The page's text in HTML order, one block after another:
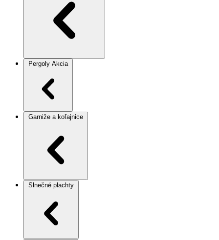
Pergoly Akcia
Garniže a koľajnice
Slnečné plachty